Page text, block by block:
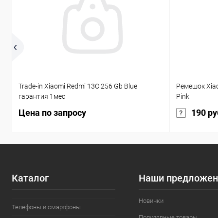
Trade-in Xiaomi Redmi 13C 256 Gb Blue
гарантия 1мес
Цена по запросу
Ремешок
Pink
190
Каталог
Телефоны и смартфоны
Наши
Новинки